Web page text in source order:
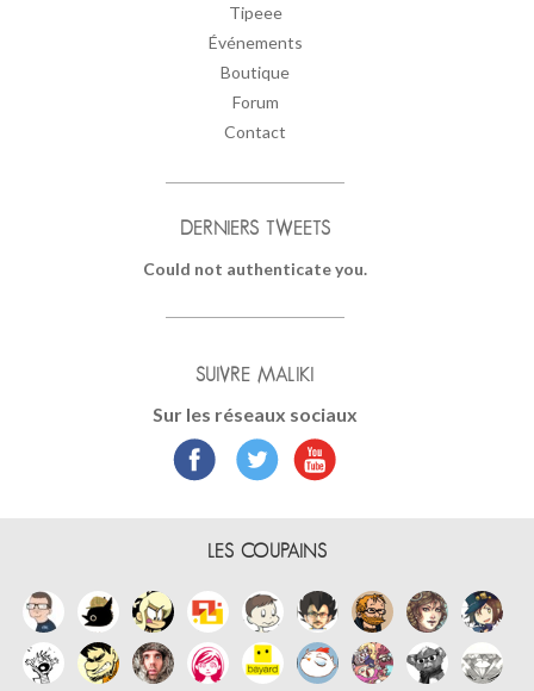
Tipeee
Événements
Boutique
Forum
Contact
DERNIERS TWEETS
Could not authenticate you.
SUIVRE MALIKI
Sur les réseaux sociaux
LES COUPAINS